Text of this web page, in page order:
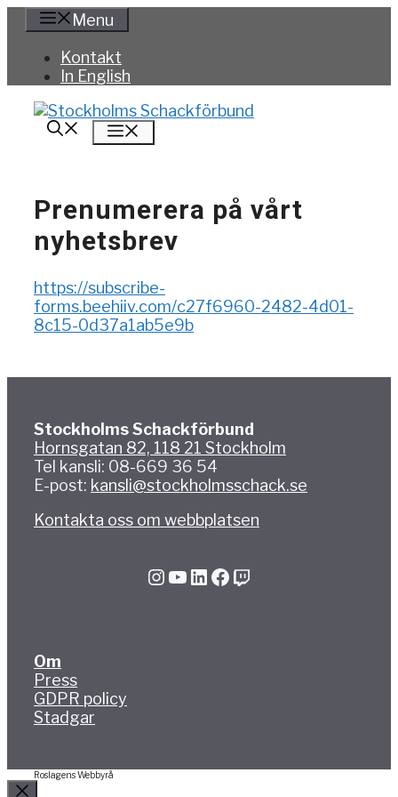
Hoppa
innehåll
Menu
Kontakt
In English
Prenumerera på vårt
nyhetsbrev
https://subscribe-
forms.beehiiv.com/c27f6960-2482-4d01-
8c15-0d37a1ab5e9b
Stockholms Schackförbund
Hornsgatan 82, 118 21 Stockholm
Tel kansli: 08-669 36 54
E-post: kansli@stockholmsschack.se
Kontakta oss om webbplatsen
InstagramYouTube LinkedIn Facebook Twitch
Om
Press
GDPR policy
Stadgar
Roslagens Webbyrå